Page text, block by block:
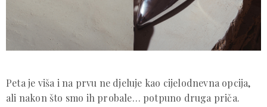
Peta je viša i na prvu ne djeluje kao cijelodnevna opcija,
ali nakon što smo ih probale… potpuno druga priča.